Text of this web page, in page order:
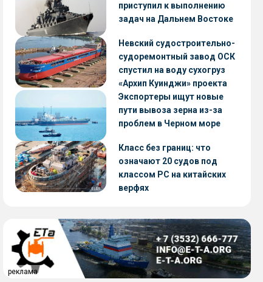
приступил к выполнению
задач на Дальнем Востоке
Невский судостроительно-
судоремонтный завод ОСК
спустил на воду сухогруз
«Архип Куинджи» проекта
RSD59
Экспортеры ищут новые
пути вывоза зерна из-за
проблем в Черном море
Класс без границ: что
означают 20 судов под
классом РС на китайских
верфях
реклама